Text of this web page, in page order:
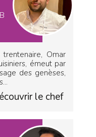
Omar
émeut par
des genèses,
le chef